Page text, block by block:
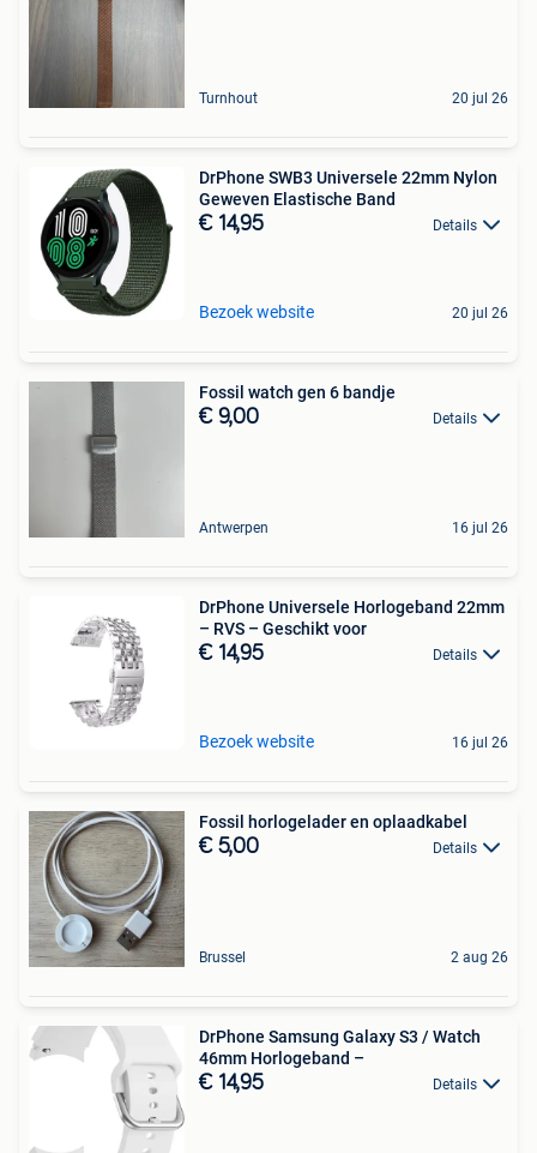
Turnhout 20 jul 26
DrPhone SWB3 Universele 22mm Nylon
Geweven Elastische Band
€ 14,95 Details
Bezoek website 20 jul 26
Fossil watch gen 6 bandje
€ 9,00 Details
Antwerpen 16 jul 26
DrPhone Universele Horlogeband 22mm
– RVS – Geschikt voor
€ 14,95 Details
Bezoek website 16 jul 26
Fossil horlogelader en oplaadkabel
€ 5,00 Details
Brussel 2 aug 26
DrPhone Samsung Galaxy S3 / Watch
46mm Horlogeband –
€ 14,95 Details